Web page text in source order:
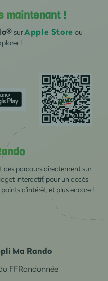
Ma Rando
FFRandonnée
maintenant !
surApple Store ou
!
des parcours directement sur
interactif, pour un accès
d'intérêt, et plus encore !